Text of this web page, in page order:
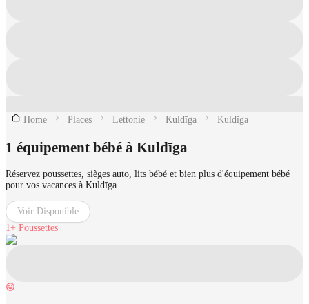
Home Places Lettonie Kuldīga Kuldīga
1 équipement bébé à Kuldīga
Réservez poussettes, sièges auto, lits bébé et bien plus d'équipement bébé
pour vos vacances à Kuldīga.
Voir Disponible
1+ Poussettes